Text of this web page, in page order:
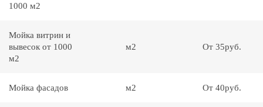
1000 м2
Мойка витрин и
вывесок от 1000
м2
м2 От 35руб.
Мойка фасадов м2 От 40руб.